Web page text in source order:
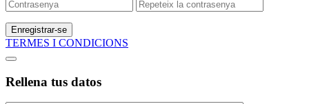
Enregistrar-se
TERMES I CONDICIONS
Rellena tus datos